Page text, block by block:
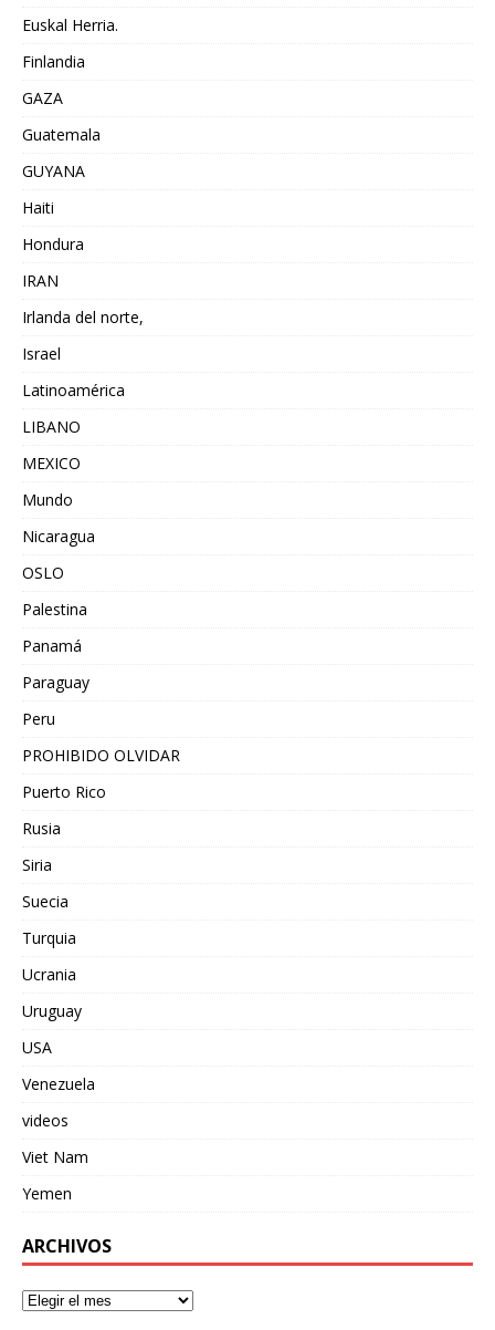
Euskal Herria.
Finlandia
GAZA
Guatemala
GUYANA
Haiti
Hondura
IRAN
Irlanda del norte,
Israel
Latinoamérica
LIBANO
MEXICO
Mundo
Nicaragua
OSLO
Palestina
Panamá
Paraguay
Peru
PROHIBIDO OLVIDAR
Puerto Rico
Rusia
Siria
Suecia
Turquia
Ucrania
Uruguay
USA
Venezuela
videos
Viet Nam
Yemen
ARCHIVOS